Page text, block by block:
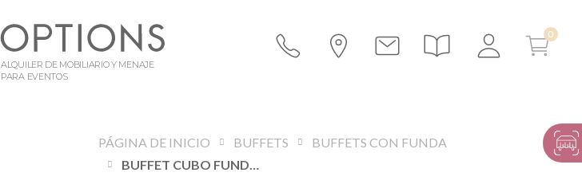
ALQUILER DE MOBILIARIO Y MENAJE
PARA EVENTOS
PÁGINA DE INICIO BUFFETS
BUFFETS CON FUNDA
BUFFET CUBO FUNDA NEGRA 3 CARAS 100 X 100 CM ALT. 109 CM